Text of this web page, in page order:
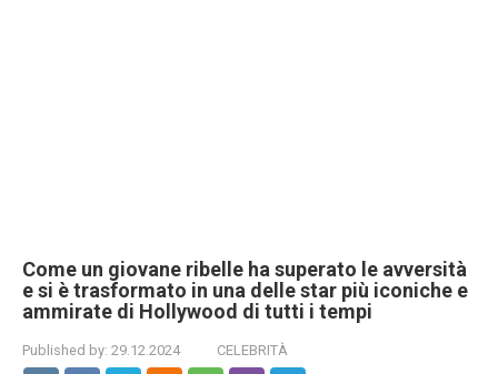
Come un giovane ribelle ha superato le avversità
e si è trasformato in una delle star più iconiche e
ammirate di Hollywood di tutti i tempi
Published by: 29.12.2024 CELEBRITÀ